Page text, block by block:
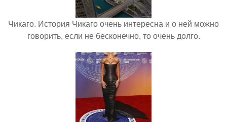
Чикаго. История Чикаго очень интересна и о ней можно
говорить, если не бесконечно, то очень долго.